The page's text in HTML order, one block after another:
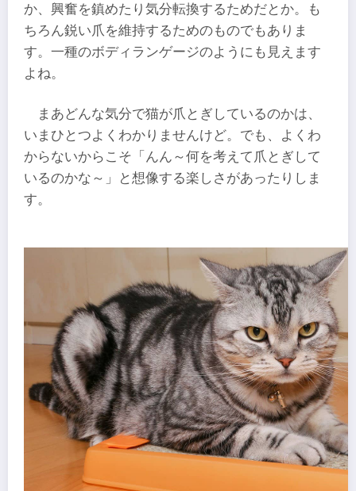
か、興奮を鎮めたり気分転換するためだとか。も
ちろん鋭い爪を維持するためのものでもありま
す。一種のボディランゲージのようにも見えます
よね。
まあどんな気分で猫が爪とぎしているのかは、
いまひとつよくわかりませんけど。でも、よくわ
からないからこそ「んん～何を考えて爪とぎして
いるのかな～」と想像する楽しさがあったりしま
す。